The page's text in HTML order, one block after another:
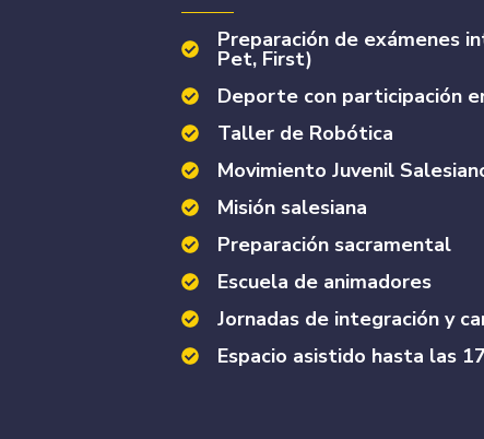
Preparación de exámenes
Pet, First)
Deporte con participación
Taller de Robótica
Movimiento Juvenil
Misión salesiana
Preparación sacramental
Escuela de animadores
Jornadas de integración y
Espacio asistido hasta las